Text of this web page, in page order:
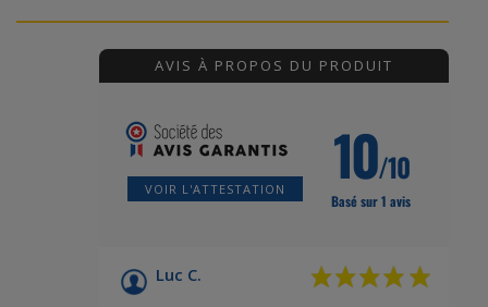
AVIS À PROPOS DU PRODUIT
VOIR L'ATTESTATION 10/10
Basé sur 1 avis
Luc C.